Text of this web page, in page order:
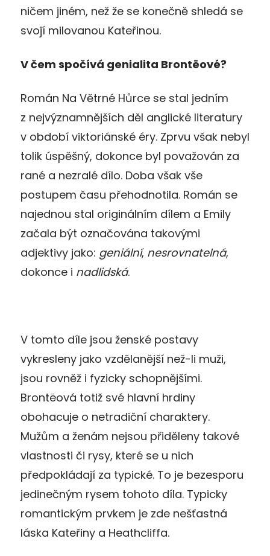
ničem jiném, než že se konečně shledá se
svojí milovanou Kateřinou.
V čem spočívá genialita Brontëové?
Román Na Větrné Hůrce se stal jedním
z nejvýznamnějších děl anglické literatury
v období viktoriánské éry. Zprvu však nebyl
tolik úspěšný, dokonce byl považován za
rané a nezralé dílo. Doba však vše
postupem času přehodnotila. Román se
najednou stal originálním dílem a Emily
začala být označována takovými
adjektivy jako: geniální, nesrovnatelná,
dokonce i nadlidská.
V tomto díle jsou ženské postavy
vykresleny jako vzdělanější než-li muži,
jsou rovněž i fyzicky schopnějšími.
Brontëová totiž své hlavní hrdiny
obohacuje o netradiční charaktery.
Mužům a ženám nejsou přiděleny takové
vlastnosti či rysy, které se u nich
předpokládají za typické. To je bezesporu
jedinečným rysem tohoto díla. Typicky
romantickým prvkem je zde nešťastná
láska Kateřiny a Heathcliffa.